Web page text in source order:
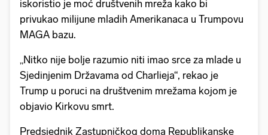
iskoristio je moć društvenih mreža kako bi
privukao milijune mladih Amerikanaca u Trumpovu
MAGA bazu.
„Nitko nije bolje razumio niti imao srce za mlade u
Sjedinjenim Državama od Charlieja“, rekao je
Trump u poruci na društvenim mrežama kojom je
objavio Kirkovu smrt.
Predsjednik Zastupničkog doma Republikanske